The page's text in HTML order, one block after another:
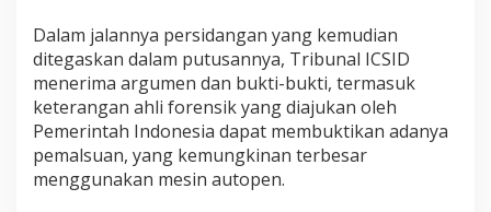
Dalam jalannya persidangan yang kemudian
ditegaskan dalam putusannya, Tribunal ICSID
menerima argumen dan bukti-bukti, termasuk
keterangan ahli forensik yang diajukan oleh
Pemerintah Indonesia dapat membuktikan adanya
pemalsuan, yang kemungkinan terbesar
menggunakan mesin autopen.